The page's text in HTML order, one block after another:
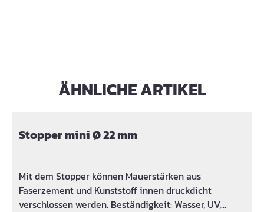
Produktgalerie überspringen
ÄHNLICHE ARTIKEL
Stopper mini Ø 22 mm
Mit dem Stopper können Mauerstärken aus
Faserzement und Kunststoff innen druckdicht
verschlossen werden. Beständigkeit: Wasser, UV,